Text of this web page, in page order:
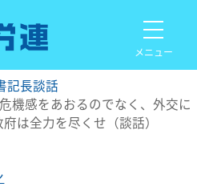
メニュー
記長談話
機感をあおるのでなく、外交に
は全力を尽くせ（談話）